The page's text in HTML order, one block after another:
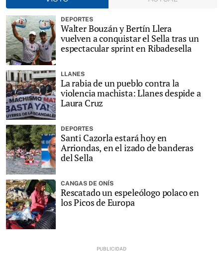
DEPORTES
Walter Bouzán y Bertín Llera
vuelven a conquistar el Sella tras un
espectacular sprint en Ribadesella
LLANES
La rabia de un pueblo contra la
violencia machista: Llanes despide a
Laura Cruz
DEPORTES
Santi Cazorla estará hoy en
Arriondas, en el izado de banderas
del Sella
CANGAS DE ONÍS
Rescatado un espeleólogo polaco en
los Picos de Europa